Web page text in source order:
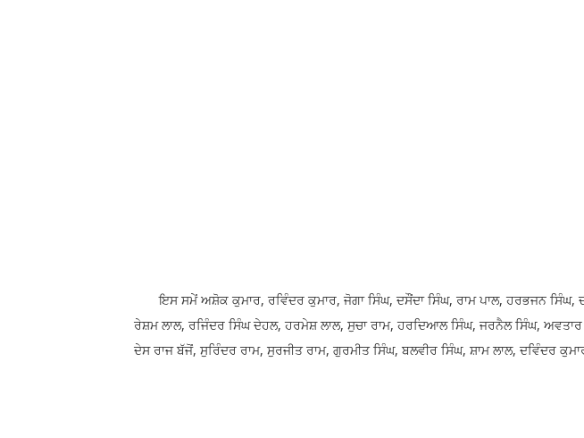
ਇਸ ਸਮੇਂ ਅਸ਼ੋਕ ਕੁਮਾਰ, ਰਵਿੰਦਰ ਕੁਮਾਰ, ਜੋਗਾ ਸਿੰਘ, ਦਸੌਂਦਾ ਸਿੰਘ, ਰਾਮ ਪਾਲ, ਹਰਭਜਨ ਸਿੰਘ,
ਰੇਸ਼ਮ ਲਾਲ, ਰਜਿੰਦਰ ਸਿੰਘ ਦੇਹਲ, ਹਰਮੇਸ਼ ਲਾਲ, ਸੁਚਾ ਰਾਮ, ਹਰਦਿਆਲ ਸਿੰਘ, ਜਰਨੈਲ ਸਿੰਘ,
ਦੇਸ ਰਾਜ ਬੱਜੋਂ, ਸੁਰਿੰਦਰ ਰਾਮ, ਸੁਰਜੀਤ ਰਾਮ, ਗੁਰਮੀਤ ਸਿੰਘ, ਬਲਵੀਰ ਸਿੰਘ, ਸ਼ਾਮ ਲਾਲ, ਦਵਿੰਦਰ